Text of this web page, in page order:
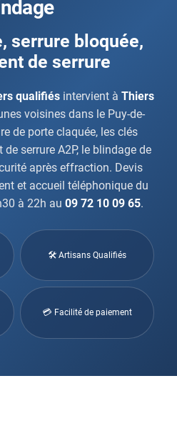
serrure bloquée,
de serrure
qualifiésintervient à Thiers
voisines dans le Puy-de-
de porte claquée, les clés
serrure A2P, le blindage de
après effraction. Devis
et accueil téléphonique du
à 22h au 09 72 10 09 65.
🛠 Artisans Qualifiés
💳 Facilité de paiement